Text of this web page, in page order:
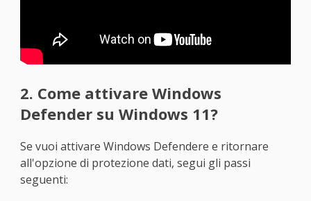
2. Come attivare Windows
Defender su Windows 11?
Se vuoi attivare Windows Defendere e ritornare
all'opzione di protezione dati, segui gli passi
seguenti: